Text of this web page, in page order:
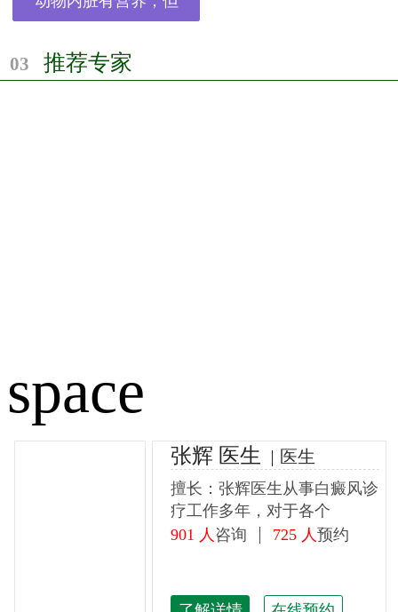
03 推荐专家
space
张辉 医生 医生
擅长：张辉医生从事白癜风诊
疗工作多年，对于各个
901 人 咨询 725 人预约